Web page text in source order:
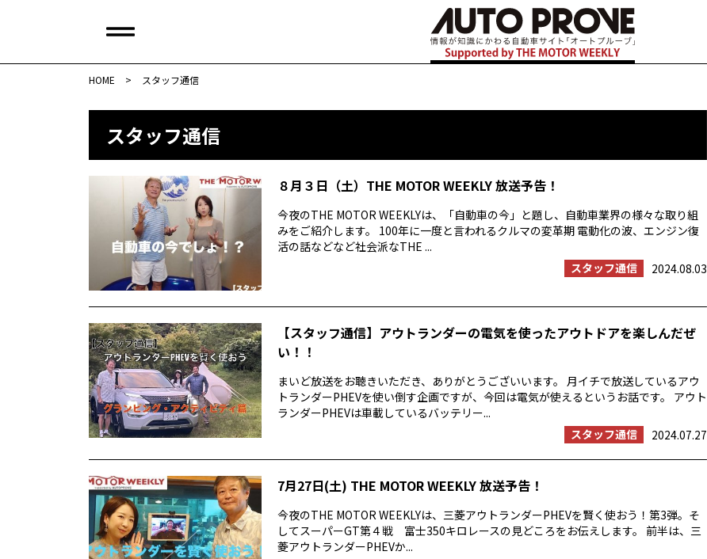
HOME > スタッフ通信
スタッフ通信
８月３日（土）THE MOTOR WEEKLY 放送予告！
今夜のTHE MOTOR WEEKLYは、「自動車の今」と題し、自動車業界の様々な取り組
みをご紹介します。 100年に一度と言われるクルマの変革期 電動化の波、エンジン復
活の話などなど社会派なTHE ...
スタッフ通信
2024.08.03
【スタッフ通信】アウトランダーの電気を使ったアウトドアを楽しんだぜ
い！！
まいど放送をお聴きいただき、ありがとうございいます。 月イチで放送しているアウ
トランダーPHEVを使い倒す企画ですが、今回は電気が使えるというお話です。 アウト
ランダーPHEVは車載しているバッテリー...
スタッフ通信
2024.07.27
7月27日(土) THE MOTOR WEEKLY 放送予告！
今夜のTHE MOTOR WEEKLYは、三菱アウトランダーPHEVを賢く使おう！第3弾。そ
してスーパーGT第４戦 富士350キロレースの見どころをお伝えします。 前半は、三
菱アウトランダーPHEVか...